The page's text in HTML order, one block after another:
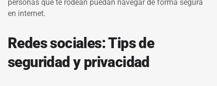
personas que te rodean puedan navegar de forma segura
en internet.
Redes sociales: Tips de
seguridad y privacidad